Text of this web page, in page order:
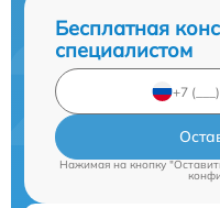
Бесплатная
специалистом
Нажимая на кнопку